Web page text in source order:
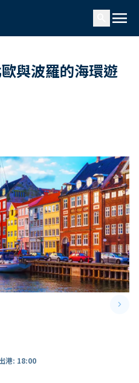
menu
與波羅的海環遊
keyboard_arrow_right
港: 18:00